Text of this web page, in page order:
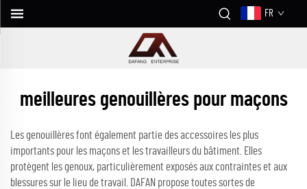
FR
meilleures genouillères pour maçons
Les genouillères font également partie des accessoires les plus
importants pour les maçons et les travailleurs du bâtiment. Elles
protègent les genoux, particulièrement exposés aux contraintes et aux
blessures sur le lieu de travail. DAFAN propose toutes sortes de